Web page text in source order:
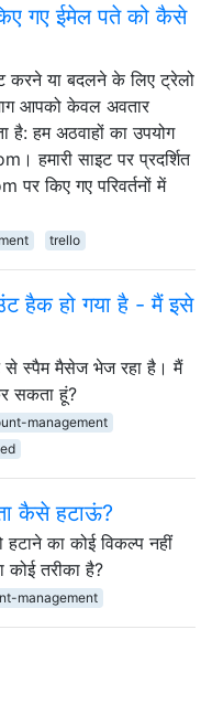
गए ईमेल पते को कैसे
करने या बदलने के लिए ट्रेलो
आपको केवल अवतार
है: हम अठवाहों का उपयोग
हमारी साइट पर प्रदर्शित
किए गए परिवर्तनों में
trello
हैक हो गया है - मैं इसे
स्पैम मैसेज भेज रहा है। मैं
सकता हूं?
management
कैसे हटाऊं?
का कोई विकल्प नहीं
कोई तरीका है?
management